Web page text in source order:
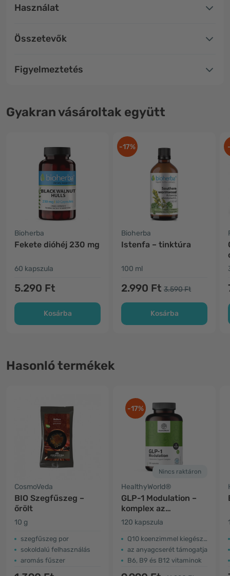
Használat
Összetevők
Figyelmeztetés
Gyakran vásároltak együtt
Bioherba
Fekete dióhéj 230 mg
60 kapszula
5.290 Ft
Kosárba
-17%
Bioherba
Istenfa – tinktúra
100 ml
2.990 Ft 3.590 Ft
Kosárba
Hasonló termékek
CosmoVeda
BIO Szegfűszeg –
őrölt
10 g
szegfűszeg por
sokoldalú felhasználás
aromás fűszer
-17%
Nincs raktáron
HealthyWorld®
GLP-1 Modulation –
komplex az
anyagcsere
támogatására
120 kapszula
Q10 koenzimmel kiegészítve
az anyagcserét támogatja
B6, B9 és B12 vitaminok